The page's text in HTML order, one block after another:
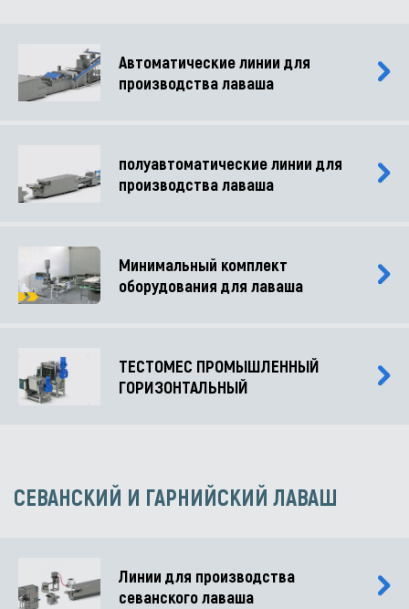
Автоматические линии для
производства лаваша
полуавтоматические линии для
производства лаваша
Минимальный комплект
оборудования для лаваша
ТЕСТОМЕС ПРОМЫШЛЕННЫЙ
ГОРИЗОНТАЛЬНЫЙ
СЕВАНСКИЙ И ГАРНИЙСКИЙ ЛАВАШ
Линии для производства
севанского лаваша